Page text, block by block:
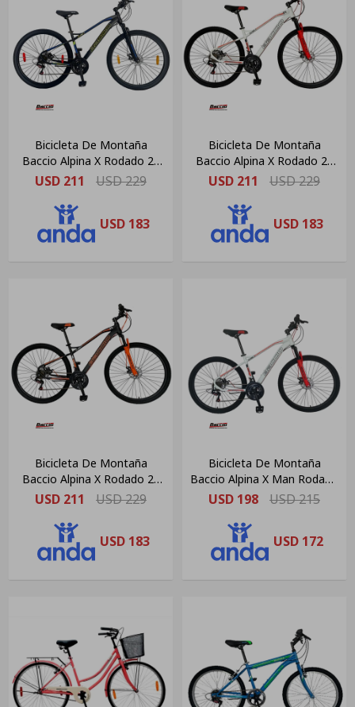
Bicicleta De Montaña
Baccio Alpina X Rodado 29
Freno Disco Negra Y Verde
USD 211 USD229
USD 183
Bicicleta De Montaña
Baccio Alpina X Rodado 29
Freno Disco
USD 211 USD229
USD 183
Bicicleta De Montaña
Baccio Alpina X Rodado 29
Freno Disco Negra/naranja
USD 211 USD229
USD 183
Bicicleta De Montaña
Baccio Alpina X Man Rodado
27.5 Color White
USD 198 USD215
USD 172